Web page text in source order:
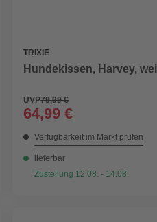
TRIXIE
Hundekissen, Harvey,
UVP79,99 €
64,99 €
Verfügbarkeit im Markt prüfen
lieferbar
Zustellung 12.08. - 14.08.